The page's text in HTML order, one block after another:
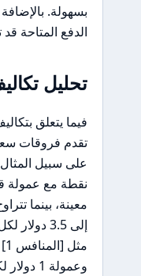
بسهولة.
الدفع المتاحة
تحليل
تقدم فروقات
إلى 3.5